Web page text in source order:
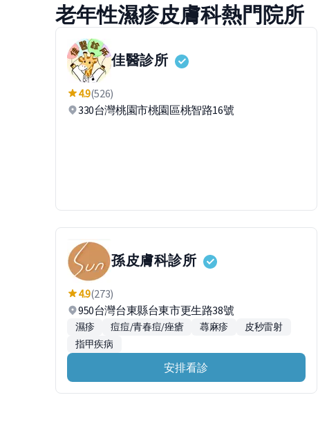
老年性濕疹皮膚科熱門院所
佳醫診所
4.9(526)
330台灣桃園市桃園區桃智路16號
孫皮膚科診所
4.9(273)
950台灣台東縣台東市更生路38號
濕疹 痘痘/青春痘/痤瘡 蕁麻疹
皮秒雷射
指甲疾病
安排看診